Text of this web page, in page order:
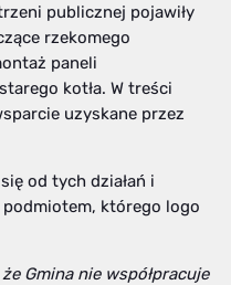
publicznej pojawiły
rzekomego
paneli
kotła. W treści
uzyskane przez
od tych działań i
podmiotem, którego logo
Gmina nie współpracuje